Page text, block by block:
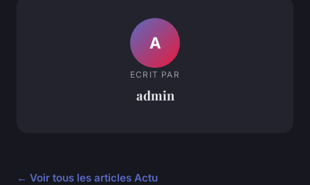
A
ECRIT PAR
admin
← Voir tous les articles Actu